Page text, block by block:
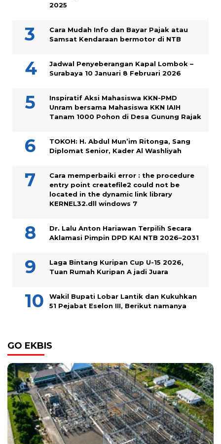
2025
Cara Mudah Info dan Bayar Pajak atau
Samsat Kendaraan bermotor di NTB
Jadwal Penyeberangan Kapal Lombok –
Surabaya 10 Januari 8 Februari 2026
Inspiratif Aksi Mahasiswa KKN-PMD
Unram bersama Mahasiswa KKN IAIH
Tanam 1000 Pohon di Desa Gunung Rajak
TOKOH: H. Abdul Mun’im Ritonga, Sang
Diplomat Senior, Kader Al Washliyah
Cara memperbaiki error : the procedure
entry point createfile2 could not be
located in the dynamic link library
KERNEL32.dll windows 7
Dr. Lalu Anton Hariawan Terpilih Secara
Aklamasi Pimpin DPD KAI NTB 2026–2031
Laga Bintang Kuripan Cup U-15 2026,
Tuan Rumah Kuripan A jadi Juara
Wakil Bupati Lobar Lantik dan Kukuhkan
51 Pejabat Eselon III, Berikut namanya
GO EKBIS